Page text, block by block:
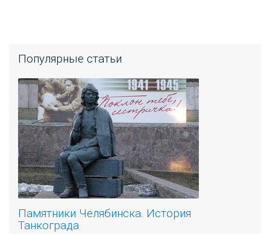
Популярные статьи
Памятники Челябинска. История
Танкограда